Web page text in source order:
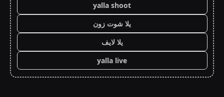
yalla shoot
يلا شوت زون
يلا لايف
yalla live